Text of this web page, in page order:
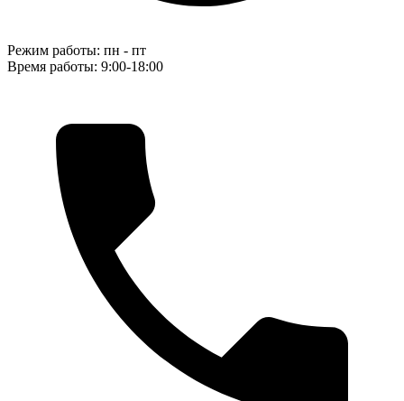
Режим работы: пн - пт
Время работы: 9:00-18:00